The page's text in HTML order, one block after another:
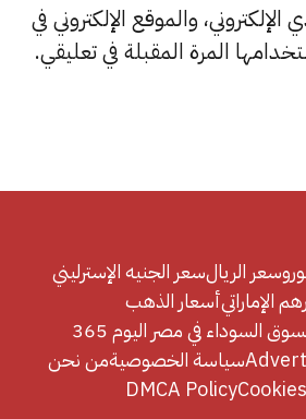
والموقع الإلكتروني في
المرة المقبلة في تعليقي.
سعر الريالسعر الجنيه الإسترليني
الإماراتيأسعار الذهب
السوداء في مصر اليوم 365
سياسة الخصوصيةمن نحن
DMCA Policy